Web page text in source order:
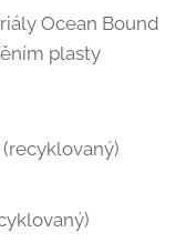
Ocean Bound
plasty
(recyklovaný)